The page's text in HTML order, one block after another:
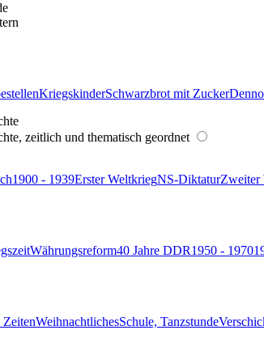
KriegskinderSchwarzbrot mit Zucker
zeitlich und thematisch geordnet
1900 - 1939Erster WeltkriegNS-DiktaturZweiter
Währungsreform40 Jahre DDR1950 - 1970
WeihnachtlichesSchule, Tanzstunde